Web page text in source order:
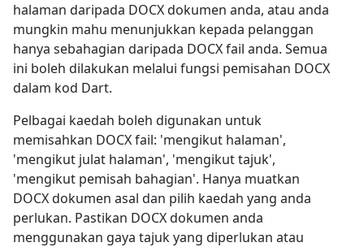
halaman daripada DOCX dokumen anda, atau anda
mungkin mahu menunjukkan kepada pelanggan
hanya sebahagian daripada DOCX fail anda. Semua
ini boleh dilakukan melalui fungsi pemisahan DOCX
dalam kod Dart.
Pelbagai kaedah boleh digunakan untuk
memisahkan DOCX fail: 'mengikut halaman',
'mengikut julat halaman', 'mengikut tajuk',
'mengikut pemisah bahagian'. Hanya muatkan
DOCX dokumen asal dan pilih kaedah yang anda
perlukan. Pastikan DOCX dokumen anda
menggunakan gaya tajuk yang diperlukan atau